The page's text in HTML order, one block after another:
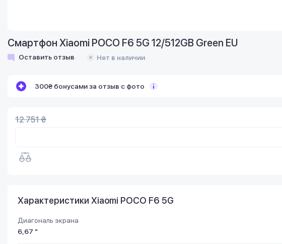
Смартфон Xiaomi POCO F6 5G 12/512GB Green EU
Оставить отзыв Нет в наличии
300₴ бонусами за отзыв с фото
12 751 ₴
Характеристики Xiaomi POCO F6 5G
Диагональ экрана
6,67 "